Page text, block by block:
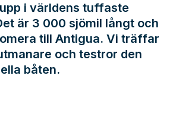
i världens tuffaste
är 3 000 sjömil långt och
till Antigua. Vi träffar
och testror den
båten.